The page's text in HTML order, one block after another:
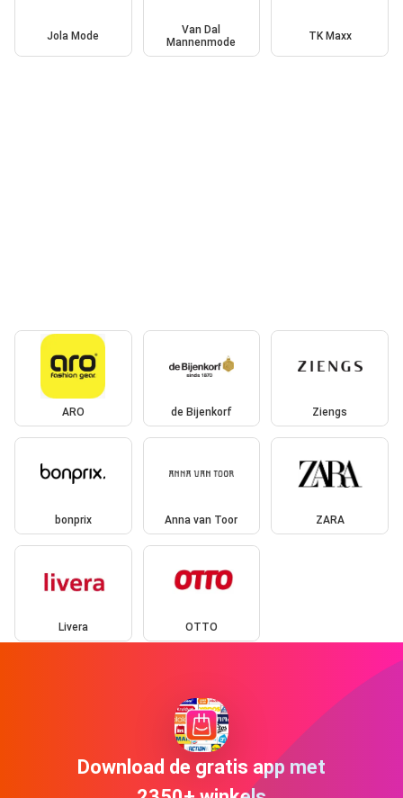
Jola Mode
Van Dal
Mannenmode
TK Maxx
ARO de Bijenkorf Ziengs
bonprix Anna van Toor ZARA
Livera OTTO
Download de gratis app met